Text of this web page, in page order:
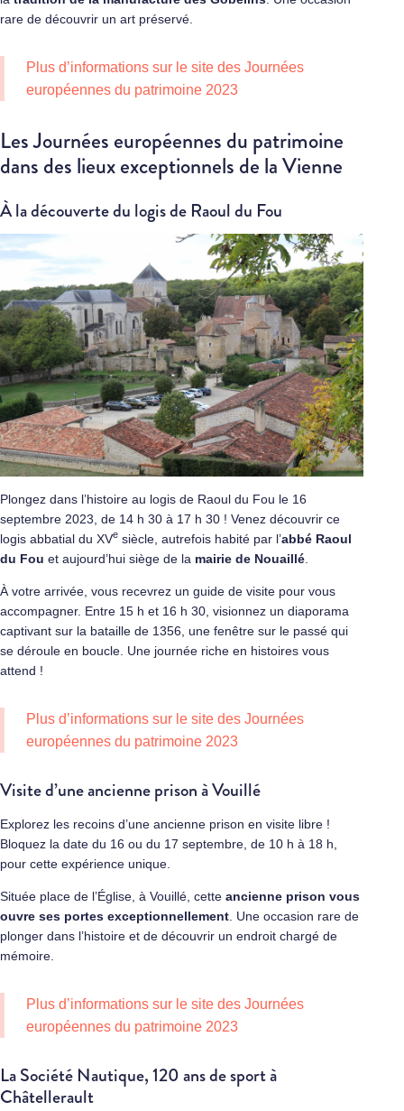
rare de découvrir un art préservé.
Plus d’informations sur le site des Journées
européennes du patrimoine 2023
Les Journées européennes du patrimoine
dans des lieux exceptionnels de la Vienne
À la découverte du logis de Raoul du Fou
Plongez dans l’histoire au logis de Raoul du Fou le 16
septembre 2023, de 14 h 30 à 17 h 30 ! Venez découvrir ce
logis abbatial du XVe siècle, autrefois habité par l’abbé Raoul
du Fou et aujourd’hui siège de la mairie de Nouaillé
À votre arrivée, vous recevrez un guide de visite pour vous
accompagner. Entre 15 h et 16 h 30, visionnez un diaporama
captivant sur la bataille de 1356, une fenêtre sur le passé qui
se déroule en boucle. Une journée riche en histoires vous
attend !
Plus d’informations sur le site des Journées
européennes du patrimoine 2023
Visite d’une ancienne prison à Vouillé
Explorez les recoins d’une ancienne prison en visite libre !
Bloquez la date du 16 ou du 17 septembre, de 10 h à 18 h,
pour cette expérience unique.
Située place de l’Église, à Vouillé, cette ancienne prison vous
ouvre ses portes exceptionnellement . Une occasion rare de
plonger dans l’histoire et de découvrir un endroit chargé de
mémoire.
Plus d’informations sur le site des Journées
européennes du patrimoine 2023
La Société Nautique, 120 ans de sport à
Châtellerault